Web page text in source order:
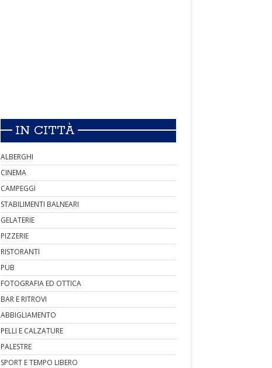
IN CITTÀ
ALBERGHI
CINEMA
CAMPEGGI
STABILIMENTI BALNEARI
GELATERIE
PIZZERIE
RISTORANTI
PUB
FOTOGRAFIA ED OTTICA
BAR E RITROVI
ABBIGLIAMENTO
PELLI E CALZATURE
PALESTRE
SPORT E TEMPO LIBERO